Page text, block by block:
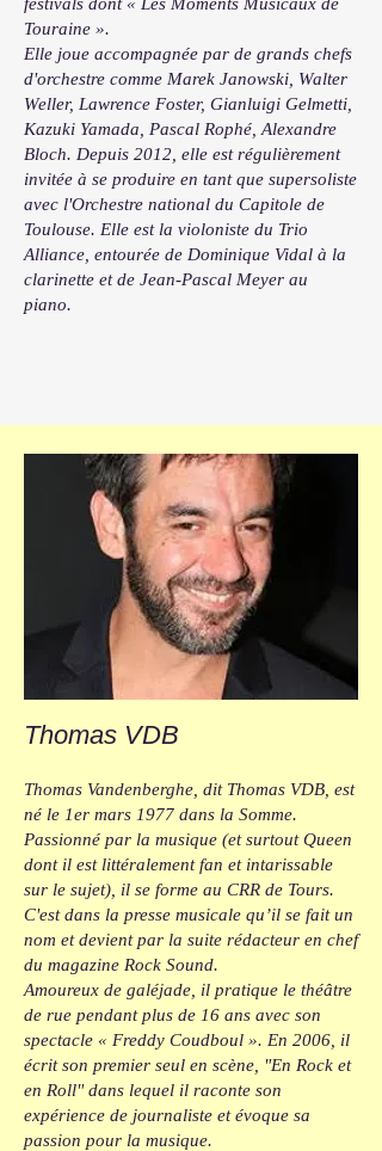
Touraine ».
Elle joue accompagnée par de grands chefs
d'orchestre comme Marek Janowski, Walter
Weller, Lawrence Foster, Gianluigi Gelmetti,
Kazuki Yamada, Pascal Rophé, Alexandre
Bloch. Depuis 2012, elle est régulièrement
invitée à se produire en tant que supersoliste
avec l'Orchestre national du Capitole de
Toulouse. Elle est la violoniste du Trio
Alliance, entourée de Dominique Vidal à la
clarinette et de Jean-Pascal Meyer au
piano.
Thomas VDB
Thomas Vandenberghe, dit Thomas VDB, est
né le 1er mars 1977 dans la Somme.
Passionné par la musique (et surtout Queen
dont il est littéralement fan et intarissable
sur le sujet), il se forme au CRR de Tours.
C'est dans la presse musicale qu’il se fait un
nom et devient par la suite rédacteur en chef
du magazine Rock Sound.
Amoureux de galéjade, il pratique le théâtre
de rue pendant plus de 16 ans avec son
spectacle « Freddy Coudboul ». En 2006, il
écrit son premier seul en scène, "En Rock et
en Roll" dans lequel il raconte son
expérience de journaliste et évoque sa
passion pour la musique.